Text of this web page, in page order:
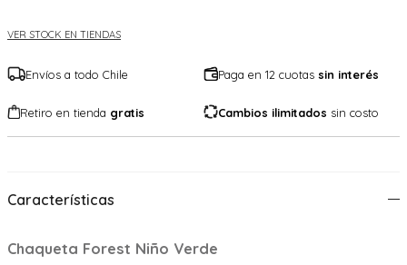
VER STOCK EN TIENDAS
Envíos a todo Chile Paga en 12 cuotas sin interés
Retiro en tienda gratis Cambios ilimitados sin costo
Características
Chaqueta Forest Niño Verde